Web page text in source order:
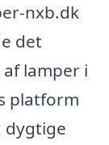
nxb.dk
det
lamper i
platform
dygtige